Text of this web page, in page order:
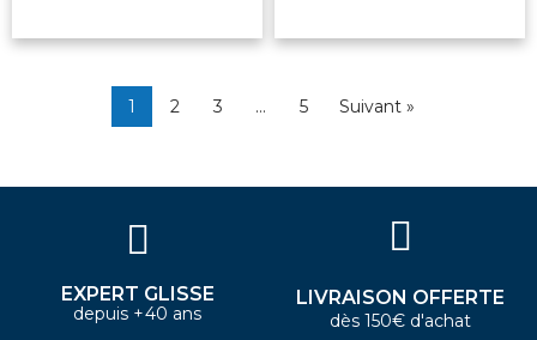
1 2 3 … 5 Suivant »
EXPERT GLISSE
depuis +40 ans
LIVRAISON OFFERTE
dès 150€ d'achat